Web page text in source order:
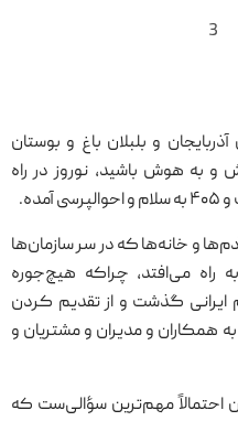
3
و بلبلان باغ و بوستان
و به هوش باشید، نوروز در راه
و خانه‌ها که در سر سازمان‌ها
می‌افتد، چراکه هیچ‌جوره
ایرانی گذشت و از تقدیم کردن
به همکاران و مدیران و مشتریان و
احتمالاً مهم‌ترین سؤالی‌ست که